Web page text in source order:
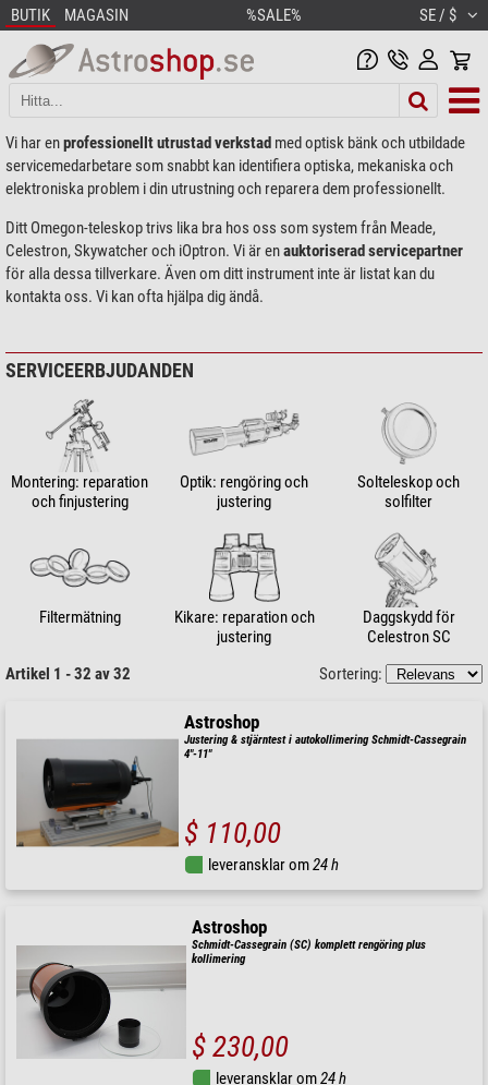
BUTIK MAGASIN %SALE% SE / $
Vi har enprofessionellt utrustad verkstad med optisk bänk och utbildade
servicemedarbetare som snabbt kan identifiera optiska, mekaniska och
elektroniska problem i din utrustning och reparera dem professionellt.
Ditt Omegon-teleskop trivs lika bra hos oss som system från Meade,
Celestron, Skywatcher och iOptron. Vi är enauktoriserad servicepartner
för alla dessa tillverkare. Även om ditt instrument inte är listat kan du
kontakta oss. Vi kan ofta hjälpa dig ändå.
SERVICEERBJUDANDEN
Montering: reparation
och finjustering
Optik: rengöring och
justering
Solteleskop och
solfilter
Filtermätning
Kikare: reparation och
justering
Daggskydd för
Celestron SC
Artikel 1 - 32 av 32
Sortering:
Astroshop
Justering & stjärntest i autokollimering Schmidt-Cassegrain
4"-11"
$ 110,00
leveransklar om24 h
Astroshop
Schmidt-Cassegrain (SC) komplett rengöring plus
kollimering
$ 230,00
leveransklar om24 h